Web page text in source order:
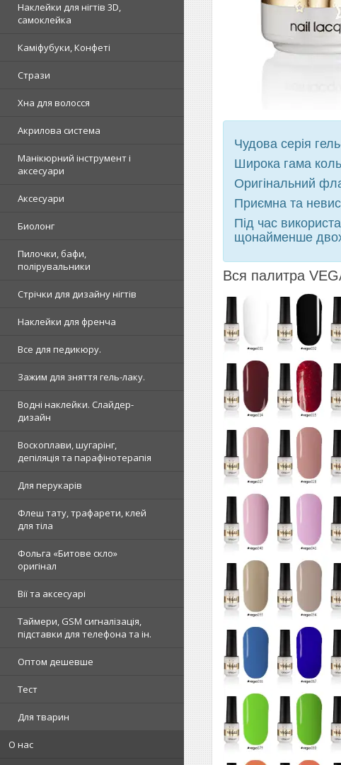
Наклейки для нігтів 3D,
самоклейка
Каміфубуки, Конфеті
Стрази
Хна для волосся
Акрилова система
Манікюрний інструмент і
аксесуари
Аксесуари
Биолонг
Пилочки, бафи,
полірувальники
Стрічки для дизайну нігтів
Наклейки для френча
Все для педикюру.
Зажим для зняття гель-лаку.
Водні наклейки. Слайдер-
дизайн
Воскоплави, шугарінг,
депіляція та парафінотерапія
Для перукарів
Флеш тату, трафарети, клей
для тіла
Фольга «Битове скло»
оригінал
Вії та аксесуарі
Таймери, GSM сигналізація,
підставки для телефона та ін.
Оптом дешевше
Тест
Для тварин
О нас
Чудова серія
Широка гама
Оригінальний
Приємна та
Під час
щонайменше
Вся палитра